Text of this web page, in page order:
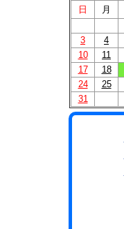
日 月
3
4
10
11
17
18
24
25
31